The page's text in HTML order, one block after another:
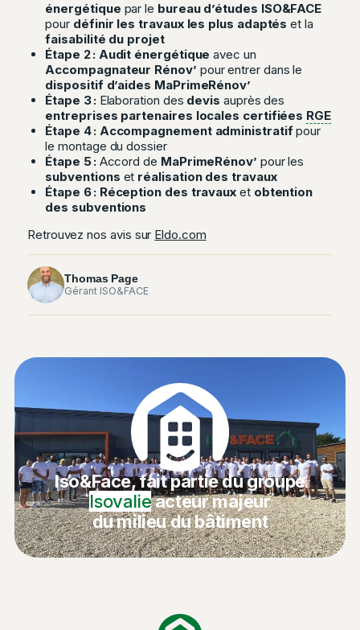
Thomas Page
Gérant ISO&FACE
énergétique par le bureau d’études ISO&FACE
pour définir les travaux les plus adaptés et la
faisabilité du projet
Étape 2 : Audit énergétique avec un
Accompagnateur Rénov’ pour entrer dans le
dispositif d’aides MaPrimeRénov’
Étape 3 :Elaboration des devis auprès des
entreprises partenaires locales certifiées RGE
Étape 4 : Accompagnement administratifpour
le montage du dossier
Étape 5 :Accord de MaPrimeRénov’ pour les
subventions et réalisation des travaux
Étape 6 : Réception des travaux et obtention
des subventions
Retrouvez nos avis sur Eldo.com
Iso&Face, fait partie du groupe
Isovalieacteur majeur
du milieu du bâtiment